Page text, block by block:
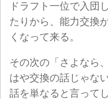
ドラフト一位で入団
たりから、能力交換
くなって来る。
その次の「さよなら
はや交換の話じゃな
話を単なると言って